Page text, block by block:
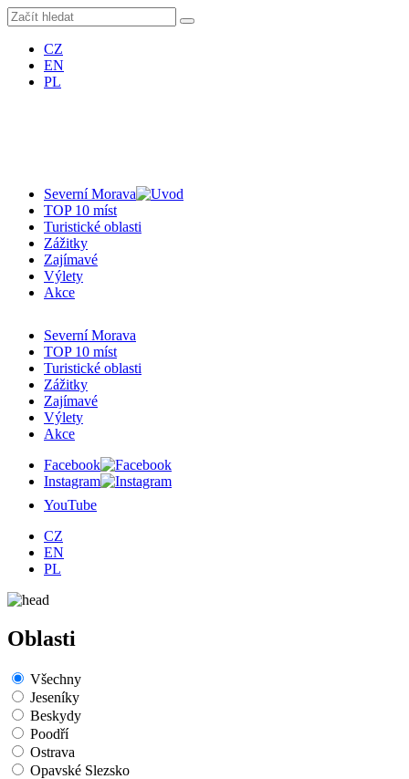
CZ
EN
PL
Severní Morava
TOP 10 míst
Turistické oblasti
Zážitky
Zajímavé
Výlety
Akce
Severní Morava
TOP 10 míst
Turistické oblasti
Zážitky
Zajímavé
Výlety
Akce
Facebook
Instagram
YouTube
CZ
EN
PL
Oblasti
Všechny
Jeseníky
Beskydy
Poodří
Ostrava
Opavské Slezsko